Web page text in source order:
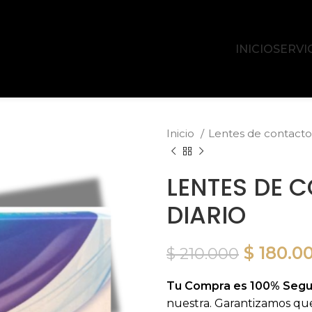
INICIO
Inicio Lentes de
LENTES DE
DIARIO
$210.000 El
original
$
Tu Compra es 100%
nuestra. Garantizamos